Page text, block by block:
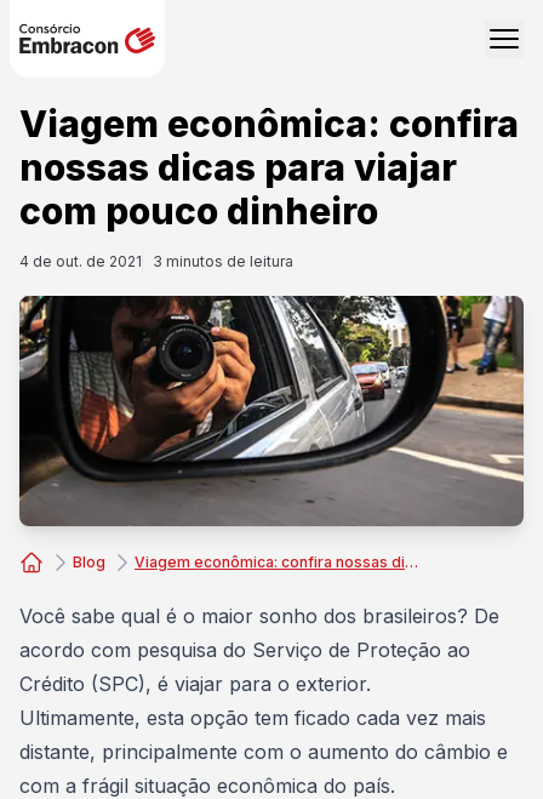
Viagem econômica: confira
nossas dicas para viajar
com pouco dinheiro
4 de out. de 2021 3 minutos de leitura
Blog Viagem econômica: confira nossas dicas para viajar com pouco dinheiro
Você sabe qual é o maior sonho dos brasileiros? De
acordo com pesquisa do Serviço de Proteção ao
Crédito (SPC), é viajar para o exterior.
Ultimamente, esta opção tem ficado cada vez mais
distante, principalmente com o aumento do câmbio e
com a frágil situação econômica do país.